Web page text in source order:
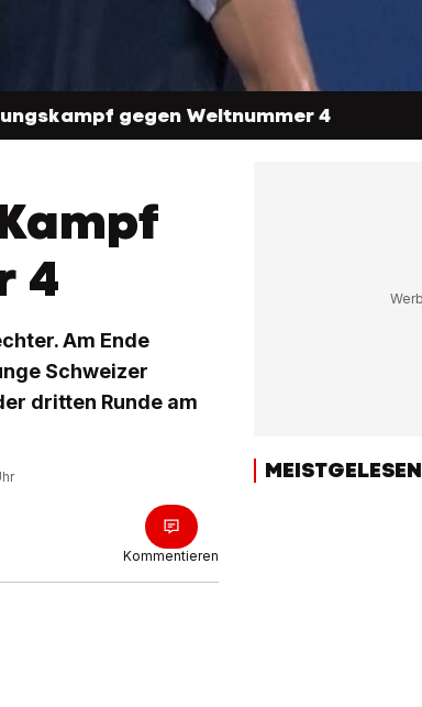
gegen Weltnummer 4
4
Am Ende
Schweizer
dritten Runde am
Kommentieren
MEISTGELESEN